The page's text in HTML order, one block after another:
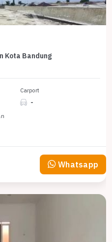
Kota Bandung
Carport
-
Whatsapp